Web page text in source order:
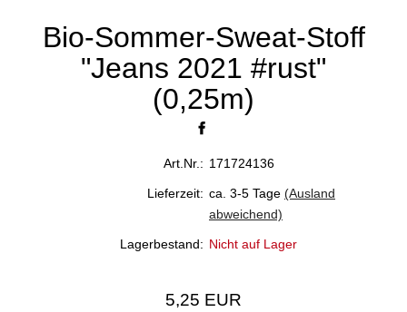
Bio-Sommer-Sweat-Stoff
"Jeans 2021 #rust"
(0,25m)
Art.Nr.: 171724136
Lieferzeit: ca. 3-5 Tage (Ausland
abweichend)
Lagerbestand: Nicht auf Lager
5,25 EUR